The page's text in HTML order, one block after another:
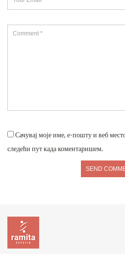
Сачувај моје име, е-пошту и веб
следећи пут када коментаришем.